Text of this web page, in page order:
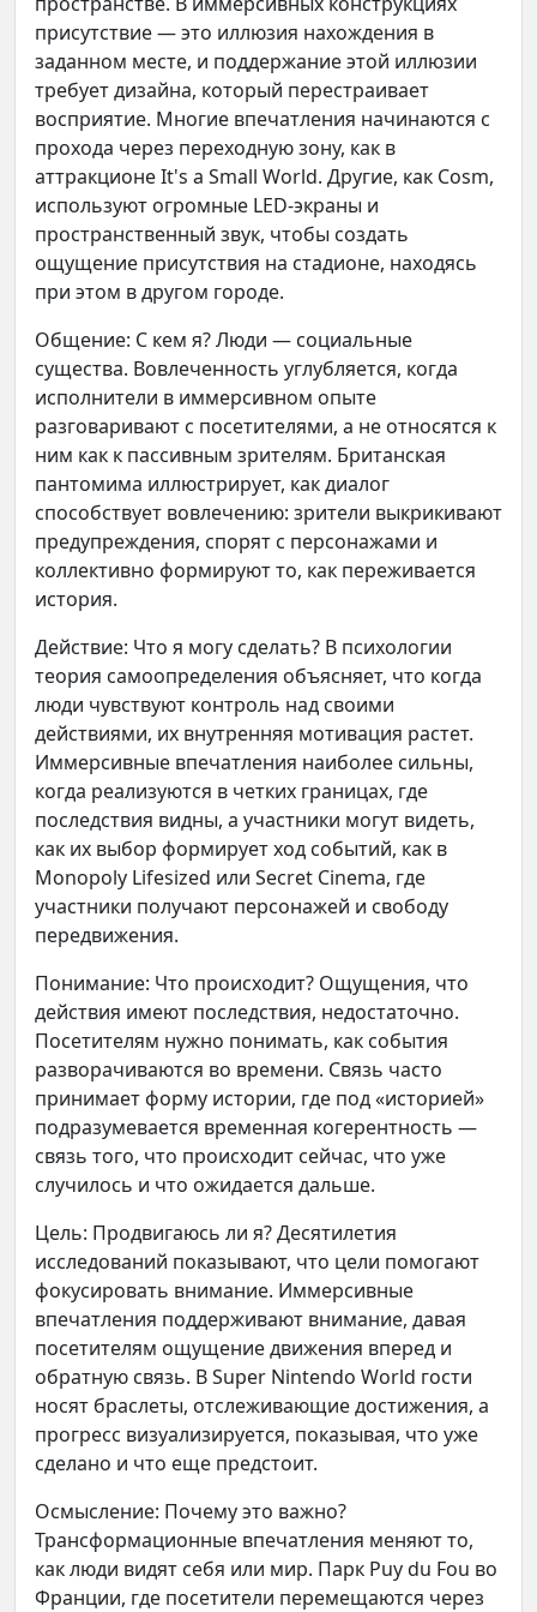
присутствие — это иллюзия нахождения в
заданном месте, и поддержание этой иллюзии
требует дизайна, который перестраивает
восприятие. Многие впечатления начинаются с
прохода через переходную зону, как в
аттракционе It's a Small World. Другие, как Cosm,
используют огромные LED-экраны и
пространственный звук, чтобы создать
ощущение присутствия на стадионе, находясь
при этом в другом городе.
Общение: С кем я? Люди — социальные
существа. Вовлеченность углубляется, когда
исполнители в иммерсивном опыте
разговаривают с посетителями, а не относятся к
ним как к пассивным зрителям. Британская
пантомима иллюстрирует, как диалог
способствует вовлечению: зрители выкрикивают
предупреждения, спорят с персонажами и
коллективно формируют то, как переживается
история.
Действие: Что я могу сделать? В психологии
теория самоопределения объясняет, что когда
люди чувствуют контроль над своими
действиями, их внутренняя мотивация растет.
Иммерсивные впечатления наиболее сильны,
когда реализуются в четких границах, где
последствия видны, а участники могут видеть,
как их выбор формирует ход событий, как в
Monopoly Lifesized или Secret Cinema, где
участники получают персонажей и свободу
передвижения.
Понимание: Что происходит? Ощущения, что
действия имеют последствия, недостаточно.
Посетителям нужно понимать, как события
разворачиваются во времени. Связь часто
принимает форму истории, где под «историей»
подразумевается временная когерентность —
связь того, что происходит сейчас, что уже
случилось и что ожидается дальше.
Цель: Продвигаюсь ли я? Десятилетия
исследований показывают, что цели помогают
фокусировать внимание. Иммерсивные
впечатления поддерживают внимание, давая
посетителям ощущение движения вперед и
обратную связь. В Super Nintendo World гости
носят браслеты, отслеживающие достижения, а
прогресс визуализируется, показывая, что уже
сделано и что еще предстоит.
Осмысление: Почему это важно?
Трансформационные впечатления меняют то,
как люди видят себя или мир. Парк Puy du Fou во
Франции, где посетители перемещаются через